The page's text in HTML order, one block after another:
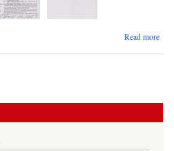
Read more